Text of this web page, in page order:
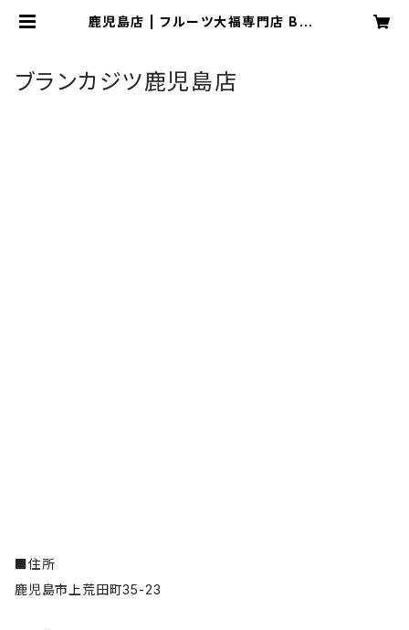
鹿児島店 | フルーツ大福専門店 BRA
ブランカジツ鹿児島店
■住所
鹿児島市上荒田町35-23